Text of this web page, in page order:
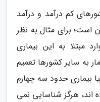
کم درآمد و درآمد
است؛ برای مثال به نظر
از موارد مبتلا به این بیماری
به سایر کشورها تعمیم
بیماری حدود سه چهارم
اند، هرگز شناسایی نمی